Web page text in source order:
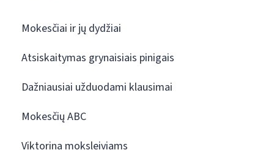
Mokesčiai ir jų dydžiai
Atsiskaitymas grynaisiais pinigais
Dažniausiai užduodami klausimai
Mokesčių ABC
Viktorina moksleiviams